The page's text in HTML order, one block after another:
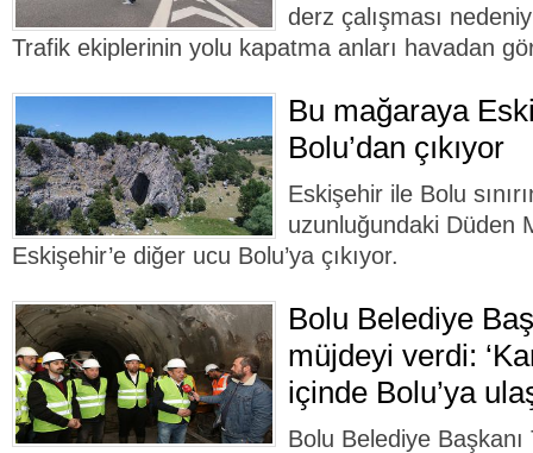
derz çalışması
Trafik ekiplerinin yolu kapatma anları havadan
Bu mağaraya
Bolu’dan çıkıyor
Eskişehir ile Bolu
uzunluğundaki Düden
Eskişehir’e diğer ucu Bolu’ya çıkıyor.
Bolu Belediye
müjdeyi verdi:
içinde Bolu’ya
Bolu Belediye